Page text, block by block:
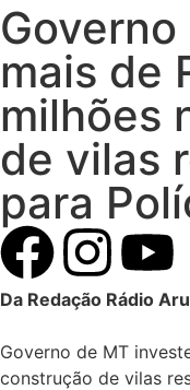
mais de
milhões
de vilas
para
Da Redação Rádio
Governo de MT
construção de vilas